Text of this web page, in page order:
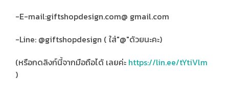
-E-mail:giftshopdesign.com@ gmail.com
-Line: @giftshopdesign ( ใส่"@"ด้วยนะคะ)
(หรือกดลิงก์นี้จากมือถือได้ เลยค่ะ https://lin.ee/tYtiVlm
)